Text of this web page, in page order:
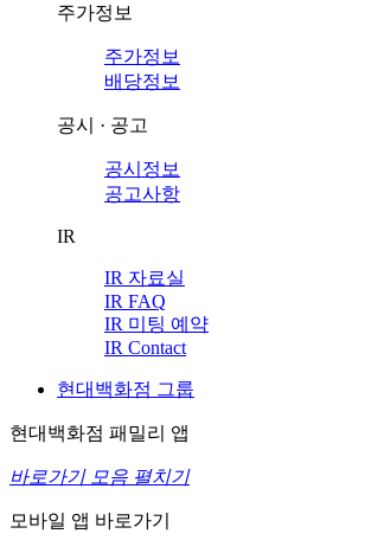
주가정보
주가정보
배당정보
공시 · 공고
공시정보
공고사항
IR
IR 자료실
IR FAQ
IR 미팅 예약
IR Contact
현대백화점 그룹
현대백화점 패밀리 앱
바로가기 모음 펼치기
모바일 앱 바로가기